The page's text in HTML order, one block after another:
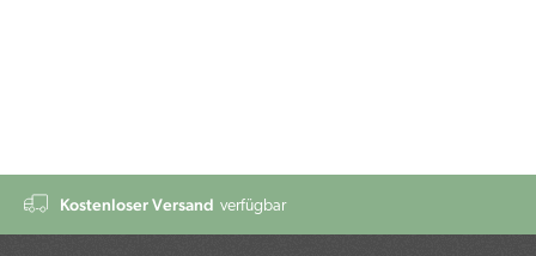
Kostenloser Versand verfügbar